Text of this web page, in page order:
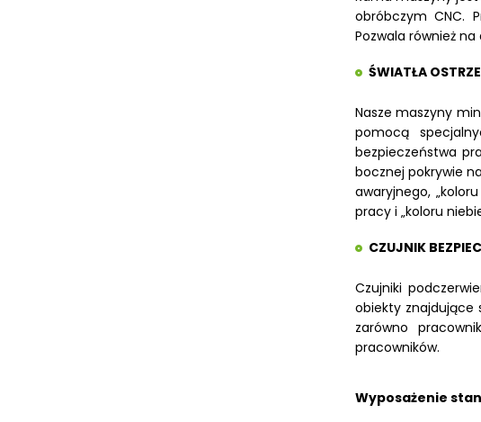
obróbczym CNC.
Pozwala również
ŚWIATŁA
Nasze maszyny
pomocą
bezpieczeństwa
bocznej pokrywie
awaryjnego,
pracy i „koloru
CZUJNIK
Czujniki
obiekty znajdujące
zarówno
pracowników.
Wyposażenie